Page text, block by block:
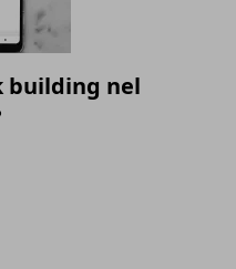
building nel